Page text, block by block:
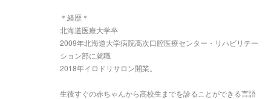
＊経歴＊
北海道医療大学卒
2009年北海道大学病院高次口腔医療センター・リハビリテー
ション部に就職
2018年イロドリサロン開業。
生後すぐの赤ちゃんから高校生までを診ることができる言語